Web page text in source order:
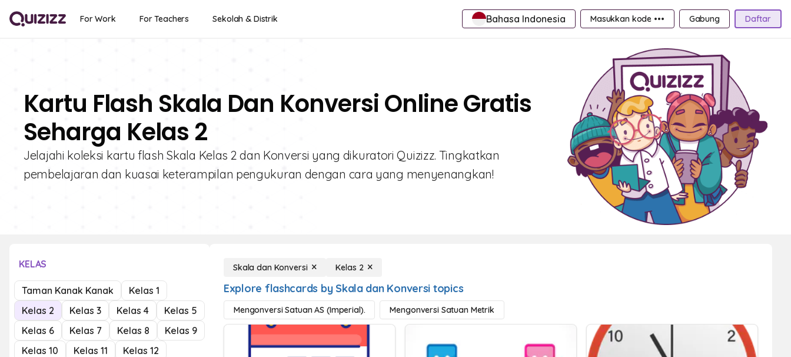
For Work For Teachers Sekolah & Distrik Bahasa Indonesia Masukkan kode ••• Gabung Daftar
Kartu Flash Skala Dan Konversi Online Gratis
Seharga Kelas 2
Jelajahi koleksi kartu flash Skala Kelas 2 dan Konversi yang dikuratori Quizizz. Tingkatkan
pembelajaran dan kuasai keterampilan pengukuran dengan cara yang menyenangkan!
KELAS
Taman Kanak Kanak
Kelas 1
Kelas 2
Kelas 3 Kelas 4
Kelas 5
Kelas 6
Kelas 7 Kelas 8
Kelas 9
Kelas 10
Kelas 11 Kelas 12
Skala dan Konversi Kelas 2
Explore flashcards by Skala dan Konversi topics
Mengonversi Satuan AS (Imperial). Mengonversi Satuan Metrik